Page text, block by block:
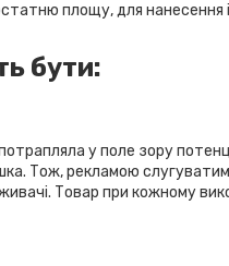
площу, для нанесення
бути:
у поле зору
Тож, рекламою
Товар при кожному